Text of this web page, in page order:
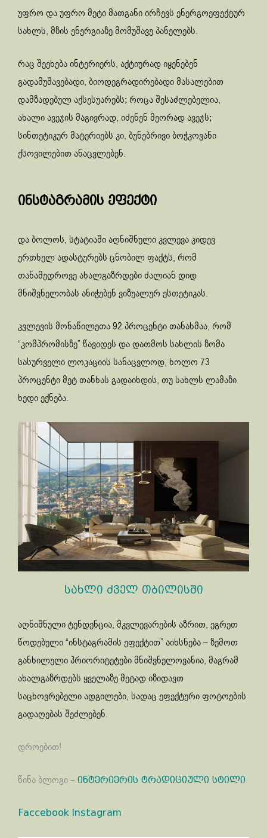
უფრო და უფრო მეტი მათგანი ირჩევს ენერგოეფექტურ
სახლს, მზის ენერგიაზე მომუშავე პანელებს.
რაც შეეხება ინტერიერს, აქტიურად იყენებენ
გადამუშავებადი, ბიოდეგრადირებადი მასალებით
დამზადებულ აქსესუარებს; როცა შესაძლებელია,
ახალი ავეჯის მაგივრად, იძენენ მეორად ავეჯს;
სინთეტიკურ მატერიებს კი, ბუნებრივი ბოჭკოვანი
ქსოვილებით ანაცვლებენ.
ინსტაგრამის ეფექტი
და ბოლოს, სტატიაში აღნიშნული კვლევა კიდევ
ერთხელ ადასტურებს ცნობილ ფაქტს, რომ
თანამედროვე ახალგაზრდები ძალიან დიდ
მნიშვნელობას ანიჭებენ ვიზუალურ ესთეტიკას.
კვლევის მონაწილეთა 92 პროცენტი თანახმაა, რომ
“კომპრომისზე” წავიდეს და დათმოს სახლის ზომა
სასურველი ლოკაციის სანაცვლოდ, ხოლო 73
პროცენტი მეტ თანხას გადაიხდის, თუ სახლს ლამაზი
ხედი ექნება.
სახლი ძველ თბილისში
აღნიშნული ტენდენცია, მკვლევარების აზრით, ეგრეთ
წოდებული “ინსტაგრამის ეფექტით” აიხსნება – ზემოთ
განხილული პრიორიტეტები მნიშვნელოვანია, მაგრამ
ახალგაზრდებს ყველაზე მეტად იზიდავთ
საცხოვრებელი ადგილები, სადაც ეფექტური ფოტოების
გადაღებას შეძლებენ.
დროებით!
წინა ბლოგი – ინტერიერის ტრადიციული სტილი
Faccebook Instagram